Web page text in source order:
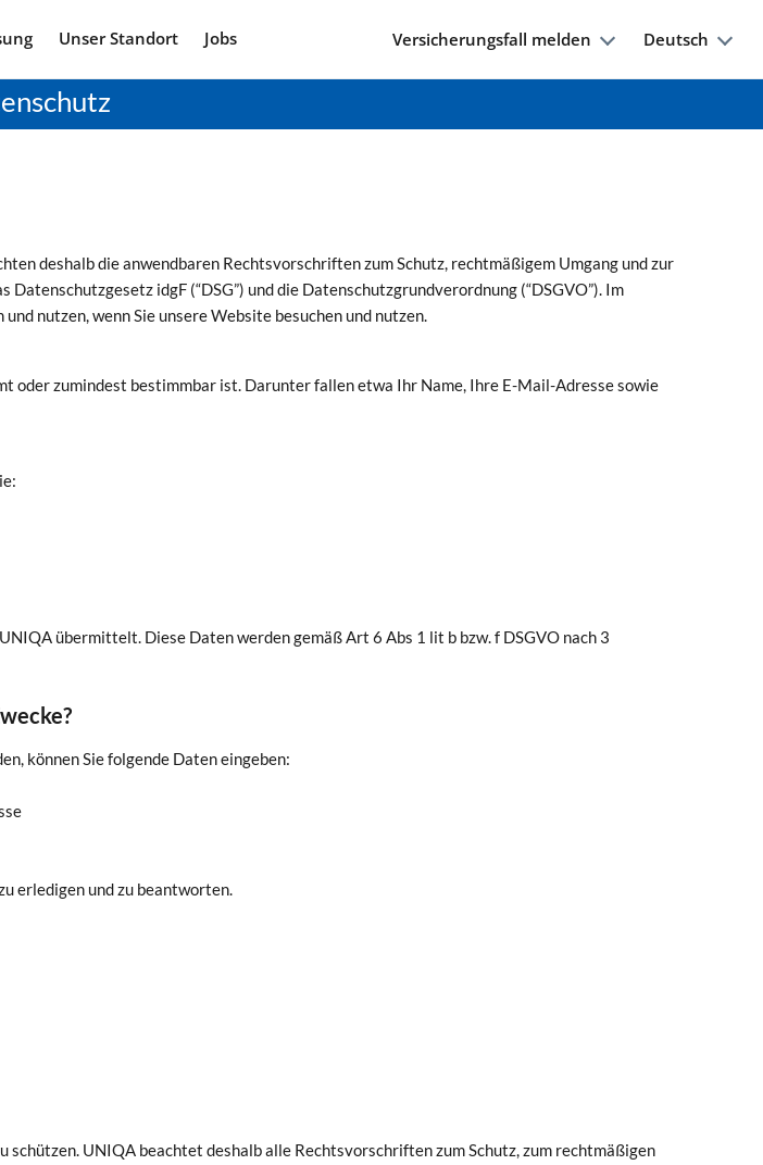
Unser Standort Jobs Versicherungsfall melden Deutsch
deshalb die anwendbaren Rechtsvorschriften zum Schutz, rechtmäßigem Umgang und zur
idgF (“DSG”) und die Datenschutzgrundverordnung (“DSGVO”). Im
nutzen, wenn Sie unsere Website besuchen und nutzen.
zumindest bestimmbar ist. Darunter fallen etwa Ihr Name, Ihre E-Mail-Adresse sowie
übermittelt. Diese Daten werden gemäß Art 6 Abs 1 lit b bzw. f DSGVO nach 3
können Sie folgende Daten eingeben:
erledigen und zu beantworten.
schützen. UNIQA beachtet deshalb alle Rechtsvorschriften zum Schutz, zum rechtmäßigen